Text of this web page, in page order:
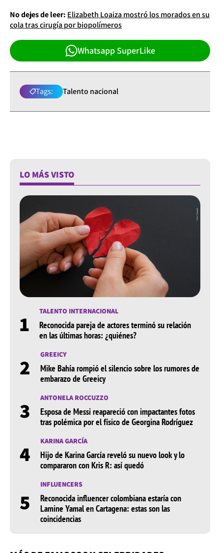
No dejes de leer: Elizabeth Loaiza mostró los morados en su
cola tras cirugía por biopolímeros
Whatsapp SuperLike
Tags: Talento nacional
LO MÁS VISTO
1 TALENTO INTERNACIONAL
Reconocida pareja de actores terminó su relación
en las últimas horas: ¿quiénes?
2 GREEICY
Mike Bahía rompió el silencio sobre los rumores de
embarazo de Greeicy
3 ANTONELA ROCCUZZO
Esposa de Messi reapareció con impactantes fotos
tras polémica por el físico de Georgina Rodríguez
4 KARINA GARCÍA
Hijo de Karina García reveló su nuevo look y lo
compararon con Kris R: así quedó
5
INFLUENCERS
Reconocida influencer colombiana estaría con
Lamine Yamal en Cartagena: estas son las
coincidencias